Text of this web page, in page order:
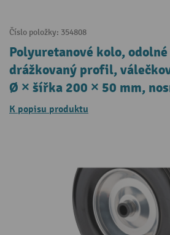
Číslo položky: 354808
Polyuretanové kolo,
drážkovaný profil,
Ø × šířka 200 × 50 mm,
K popisu produktu